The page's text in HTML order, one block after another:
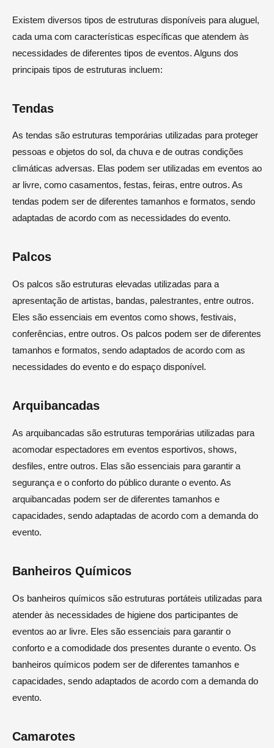
Existem diversos tipos de estruturas disponíveis para aluguel,
cada uma com características específicas que atendem às
necessidades de diferentes tipos de eventos. Alguns dos
principais tipos de estruturas incluem:
Tendas
As tendas são estruturas temporárias utilizadas para proteger
pessoas e objetos do sol, da chuva e de outras condições
climáticas adversas. Elas podem ser utilizadas em eventos ao
ar livre, como casamentos, festas, feiras, entre outros. As
tendas podem ser de diferentes tamanhos e formatos, sendo
adaptadas de acordo com as necessidades do evento.
Palcos
Os palcos são estruturas elevadas utilizadas para a
apresentação de artistas, bandas, palestrantes, entre outros.
Eles são essenciais em eventos como shows, festivais,
conferências, entre outros. Os palcos podem ser de diferentes
tamanhos e formatos, sendo adaptados de acordo com as
necessidades do evento e do espaço disponível.
Arquibancadas
As arquibancadas são estruturas temporárias utilizadas para
acomodar espectadores em eventos esportivos, shows,
desfiles, entre outros. Elas são essenciais para garantir a
segurança e o conforto do público durante o evento. As
arquibancadas podem ser de diferentes tamanhos e
capacidades, sendo adaptadas de acordo com a demanda do
evento.
Banheiros Químicos
Os banheiros químicos são estruturas portáteis utilizadas para
atender às necessidades de higiene dos participantes de
eventos ao ar livre. Eles são essenciais para garantir o
conforto e a comodidade dos presentes durante o evento. Os
banheiros químicos podem ser de diferentes tamanhos e
capacidades, sendo adaptados de acordo com a demanda do
evento.
Camarotes